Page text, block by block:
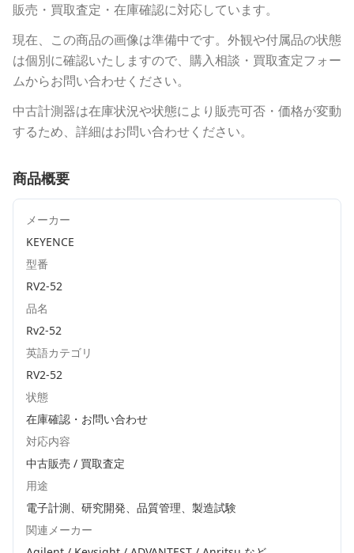
販売・買取査定・在庫確認に対応しています。
現在、この商品の画像は準備中です。外観や付属品の状態
は個別に確認いたしますので、購入相談・買取査定フォー
ムからお問い合わせください。
中古計測器は在庫状況や状態により販売可否・価格が変動
するため、詳細はお問い合わせください。
商品概要
メーカー
KEYENCE
型番
RV2-52
品名
Rv2-52
英語カテゴリ
RV2-52
状態
在庫確認・お問い合わせ
対応内容
中古販売 / 買取査定
用途
電子計測、研究開発、品質管理、製造試験
関連メーカー